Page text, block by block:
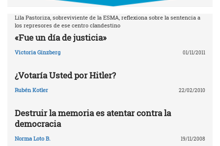
Lila Pastoriza, sobreviviente de la ESMA, reflexiona sobre la sentencia a
los represores de ese centro clandestino
«Fue un día de justicia»
Victoria Ginzberg 01/11/2011
¿Votaría Usted por Hitler?
Rubén Kotler 22/02/2010
Destruir la memoria es atentar contra la
democracia
Norma Loto B. 19/11/2008